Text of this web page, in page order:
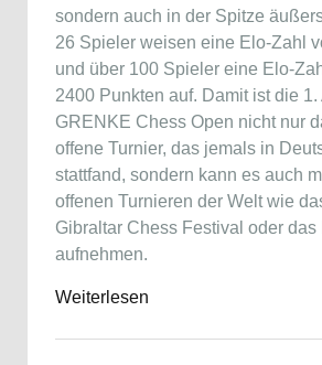
sondern auch in der Spitze
26 Spieler weisen eine Elo-Zahl
und über 100 Spieler eine Elo-
2400 Punkten auf. Damit ist die
GRENKE Chess Open nicht nur
offene Turnier, das jemals in
stattfand, sondern kann es auch
offenen Turnieren der Welt wie
Gibraltar Chess Festival oder das
aufnehmen.
Weiterlesen